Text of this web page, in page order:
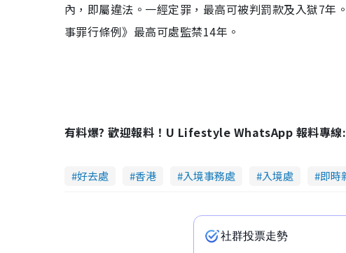
內，即屬違法。一經定罪，最高可被判罰款及入獄7年
事罪行條例》最高可處監禁14年。
有料爆? 歡迎報料！U Lifestyle WhatsApp 報料專線:
好去處 香港 入境事務處 入境處 即時